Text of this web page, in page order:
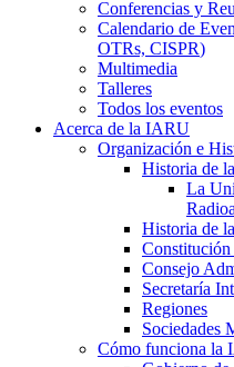
Conferencias y
Calendario de
OTRs, CISPR)
Multimedia
Talleres
Todos los eventos
Acerca de la IARU
Organización e
Historia de la
La
Historia de la
Constitución
Consejo
Secretaría
Regiones
Sociedades
Cómo funciona la